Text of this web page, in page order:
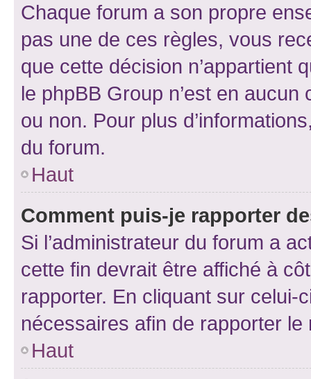
Chaque forum a son propre
pas une de ces règles, vous
que cette décision n’appartient
le phpBB Group n’est en
ou non. Pour plus
du forum.
Haut
Comment puis-je rapporter
Si l’administrateur du forum a
cette fin devrait être affiché à
rapporter. En cliquant sur
nécessaires afin de rapporter le
Haut